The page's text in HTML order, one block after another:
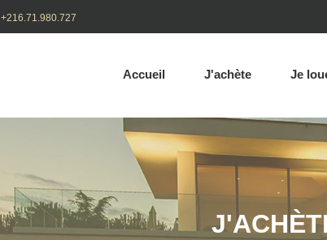
+216.71.980.727
Accueil J'achète Je